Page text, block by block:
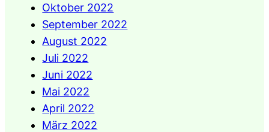
Oktober 2022
September 2022
August 2022
Juli 2022
Juni 2022
Mai 2022
April 2022
März 2022